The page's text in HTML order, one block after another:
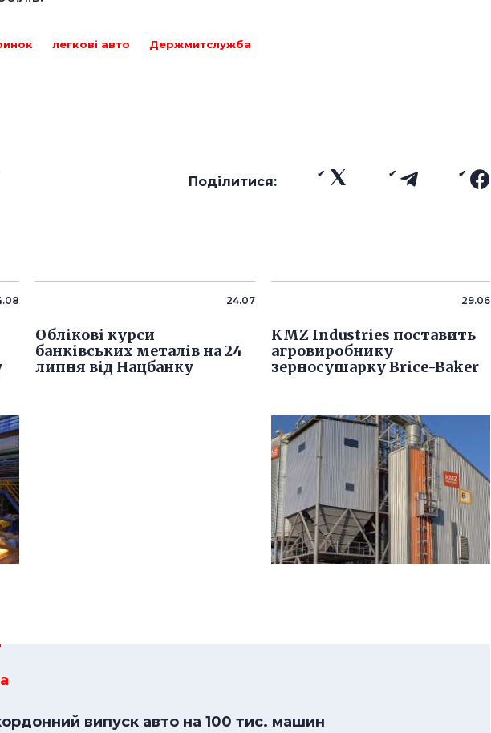
легкові авто Держмитслужба
Поділитися:
24.07
Облікові курси
банківських металів на 24
липня від Нацбанку
29.06
KMZ Industries поставить
агровиробнику
зерносушарку Brice-Baker
випуск авто на 100 тис. машин